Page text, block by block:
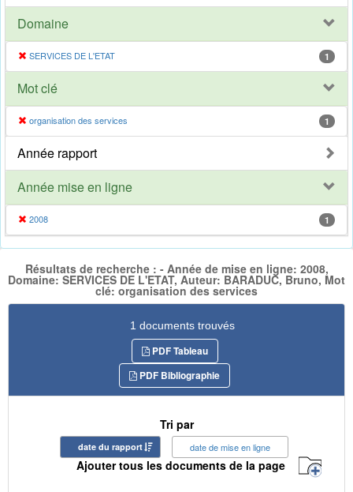
Domaine
SERVICES DE L'ETAT 1
Mot clé
organisation des services 1
Année rapport
Année mise en ligne
2008 1
Résultats de recherche : - Année de mise en ligne: 2008,
Domaine: SERVICES DE L'ETAT, Auteur: BARADUC, Bruno, Mot
clé: organisation des services
1 documents trouvés
PDF Tableau
PDF Bibliographie
Tri par
date du rapport date de mise en ligne
Ajouter tous les documents de la page